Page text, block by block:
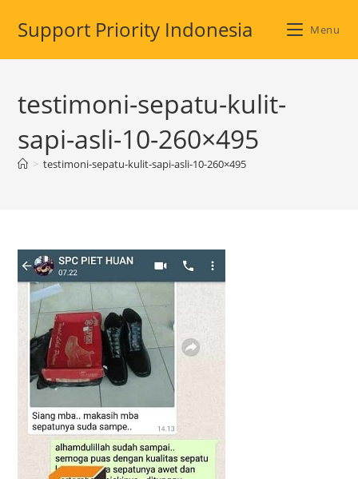
Support Priority Indonesia Menu
testimoni-sepatu-kulit-
sapi-asli-10-260×495
> testimoni-sepatu-kulit-sapi-asli-10-260×495